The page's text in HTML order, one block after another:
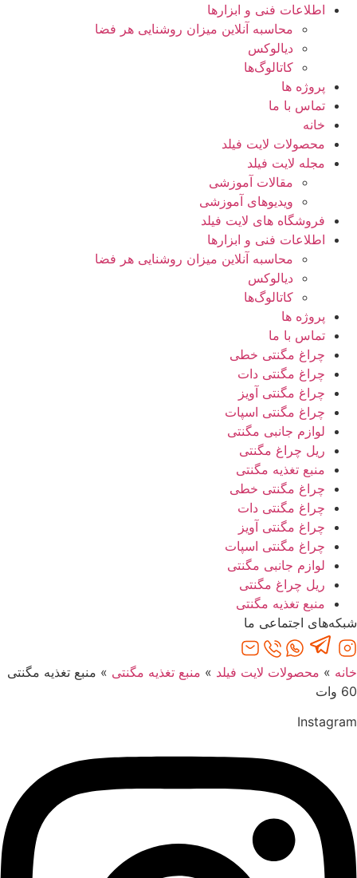
اطلاعات فنی و ابزارها
محاسبه آنلاین میزان روشنایی هر فضا
دیالوکس
کاتالوگ‌ها
پروژه ها
تماس با ما
خانه
محصولات لایت فیلد
مجله لایت فیلد
مقالات آموزشی
ویدیوهای آموزشی
فروشگاه های لایت فیلد
اطلاعات فنی و ابزارها
محاسبه آنلاین میزان روشنایی هر فضا
دیالوکس
کاتالوگ‌ها
پروژه ها
تماس با ما
چراغ مگنتی خطی
چراغ مگنتی دات
چراغ مگنتی آویز
چراغ مگنتی اسپات
لوازم جانبی مگنتی
ریل چراغ مگنتی
منبع تغذیه مگنتی
چراغ مگنتی خطی
چراغ مگنتی دات
چراغ مگنتی آویز
چراغ مگنتی اسپات
لوازم جانبی مگنتی
ریل چراغ مگنتی
منبع تغذیه مگنتی
شبکه‌های اجتماعی ما
خانه » محصولات لایت فیلد » منبع تغذیه مگنتی » منبع تغذیه مگنتی
60 وات
Instagram